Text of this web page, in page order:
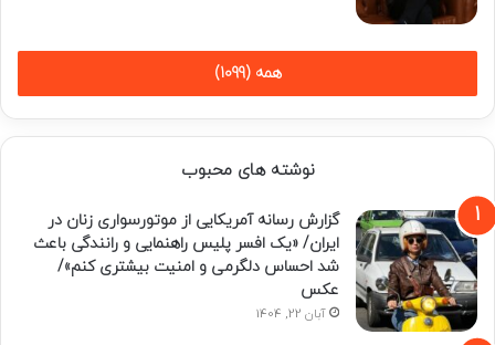
همه (1099)
نوشته های محبوب
گزارش رسانه آمریکایی از موتورسواری زنان در
ایران/ «یک افسر پلیس راهنمایی و رانندگی باعث
شد احساس دلگرمی و امنیت بیشتری کنم»/
عکس
آبان 22, 1404